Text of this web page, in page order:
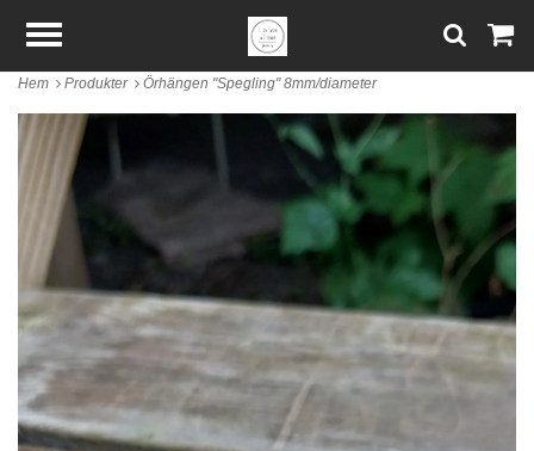
Hem Produkter Örhängen "Spegling" 8mm/diameter